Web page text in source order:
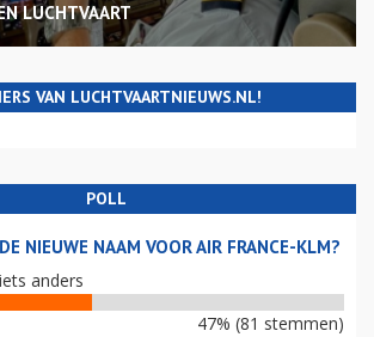
LUCHTVAART
VAN LUCHTVAARTNIEUWS.NL!
POLL
NIEUWE NAAM VOOR AIR FRANCE-KLM?
anders
47% (81 stemmen)